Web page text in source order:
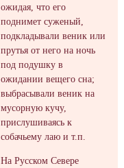
ожидая, что его
поднимет суженый,
подкладывали веник или
прутья от него на ночь
под подушку в
ожидании вещего сна;
выбрасывали веник на
мусорную кучу,
прислушиваясь к
собачьему лаю и т.п.
На Русском Севере